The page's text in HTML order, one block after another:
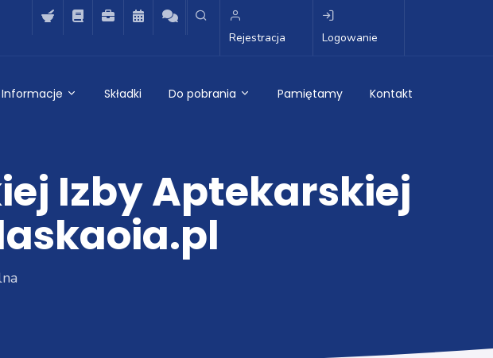
Rejestracja Logowanie
Informacje Składki Do pobrania Pamiętamy Kontakt
Izby Aptekarskiej